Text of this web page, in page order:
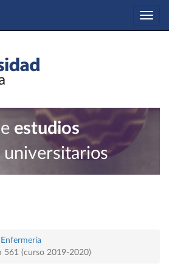
estudios
universitarios
561 (curso 2019-2020)